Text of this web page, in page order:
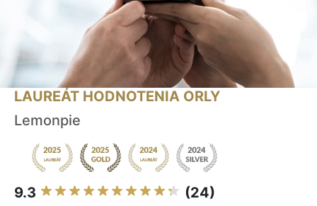
LAUREÁT HODNOTENIA ORLY
Lemonpie
9.3 (24)